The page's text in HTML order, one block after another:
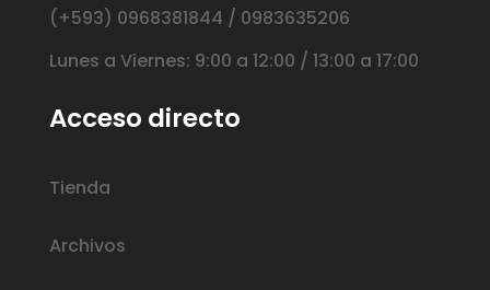
(+593) 0968381844 / 0983635206
Lunes a Viernes: 9:00 a 12:00 / 13:00 a 17:00
Acceso directo
Tienda
Archivos